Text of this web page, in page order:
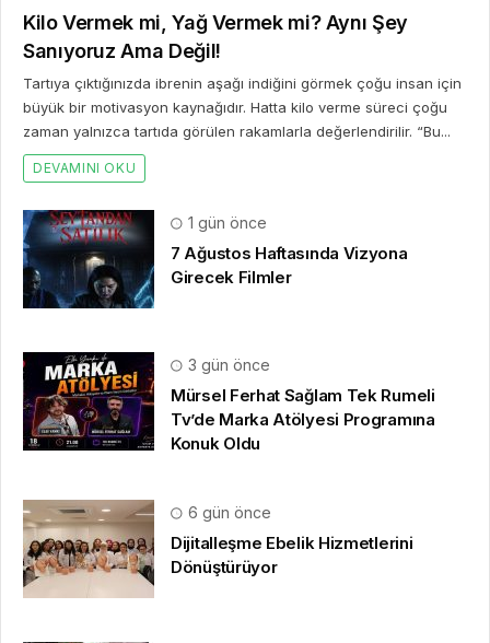
Kilo Vermek mi, Yağ Vermek mi? Aynı Şey
Sanıyoruz Ama Değil!
Tartıya çıktığınızda ibrenin aşağı indiğini görmek çoğu insan için
büyük bir motivasyon kaynağıdır. Hatta kilo verme süreci çoğu
zaman yalnızca tartıda görülen rakamlarla değerlendirilir. “Bu...
DEVAMINI OKU
1 gün önce
7 Ağustos Haftasında Vizyona
Girecek Filmler
3 gün önce
Mürsel Ferhat Sağlam Tek Rumeli
Tv’de Marka Atölyesi Programına
Konuk Oldu
6 gün önce
Dijitalleşme Ebelik Hizmetlerini
Dönüştürüyor